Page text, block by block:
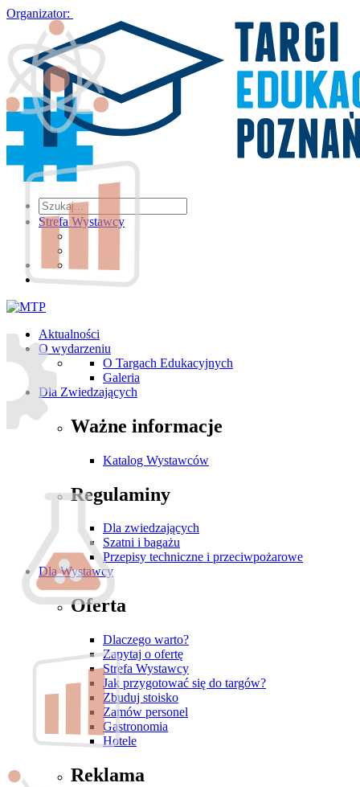
Organizator:
Strefa Wystawcy
Aktualności
O wydarzeniu
O Targach Edukacyjnych
Galeria
Dla Zwiedzających
Ważne informacje
Katalog Wystawców
Regulaminy
Dla zwiedzających
Szatni i bagażu
Przepisy techniczne i przeciwpożarowe
Dla Wystawcy
Oferta
Dlaczego warto?
Zapytaj o ofertę
Strefa Wystawcy
Jak przygotować się do targów?
Zbuduj stoisko
Zamów personel
Gastronomia
Hotele
Reklama